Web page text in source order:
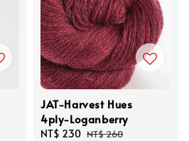
JAT-Harvest Hues
4ply-Loganberry
Sale
NT$ 230 Regular
NT$ 260